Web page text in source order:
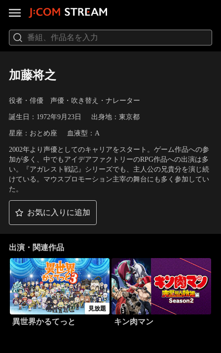
加藤将之
役者・俳優 声優・吹き替え・ナレーター
誕生日：1972年9月23日 出身地：東京都
星座：おとめ座 血液型：A
2002年より声優としてのキャリアをスタート。ゲーム作品への参
加が多く、中でもアイデアファクトリーのRPG作品への出演は多
い。『アガレスト戦記』シリーズでも、主人公の兄貴分を演じ続
けている。マウスプロモーション主宰の舞台にも多く参加してい
た。
お気に入りに追加
出演・関連作品
見放題
異世界かるてっと キン肉マン